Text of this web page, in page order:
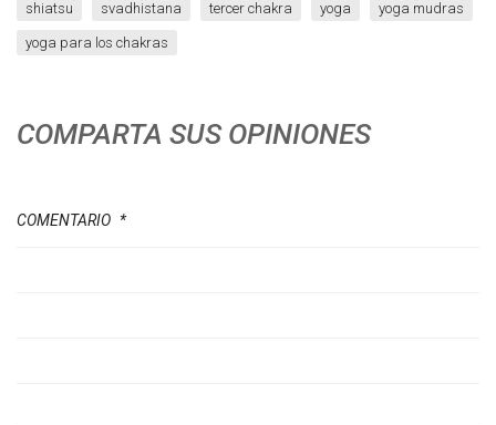
shiatsu svadhistana tercer chakra yoga yoga mudras
yoga para los chakras
COMPARTA SUS OPINIONES
COMENTARIO *